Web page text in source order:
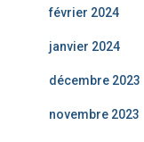
février 2024
janvier 2024
décembre 2023
novembre 2023